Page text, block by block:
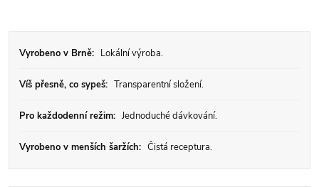
Vyrobeno v Brně: Lokální výroba.
Víš přesně, co sypeš: Transparentní složení.
Pro každodenní režim: Jednoduché dávkování.
Vyrobeno v menších šaržích: Čistá receptura.